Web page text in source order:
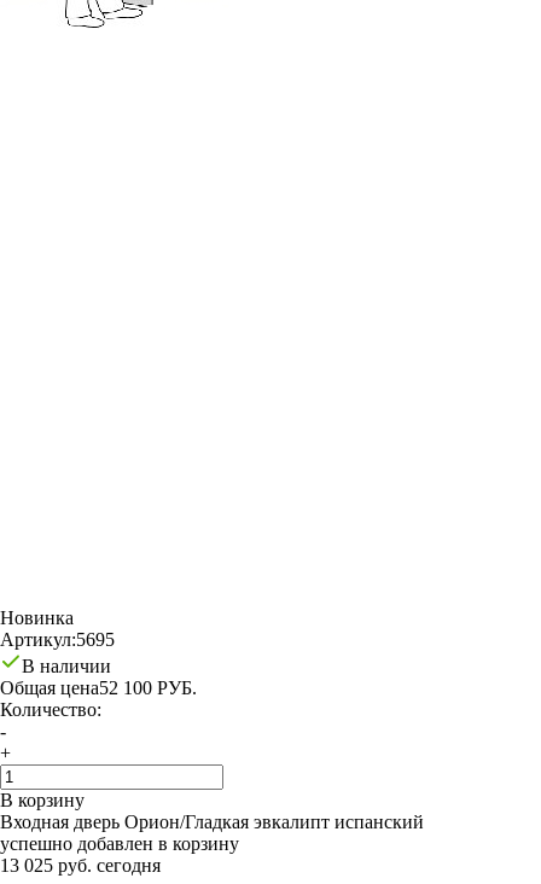
Новинка
Артикул:5695
В наличии
Общая цена52 100 РУБ.
Количество:
-
+
В корзину
Входная дверь Орион/Гладкая эвкалипт испанский
успешно добавлен в корзину
13 025 руб. сегодня